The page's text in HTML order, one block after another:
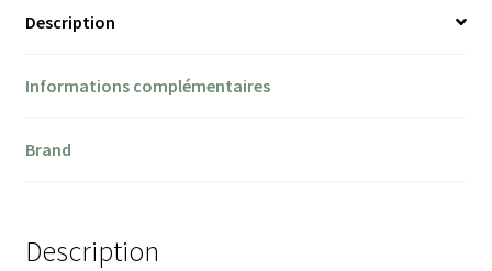
Description
Informations complémentaires
Brand
Description